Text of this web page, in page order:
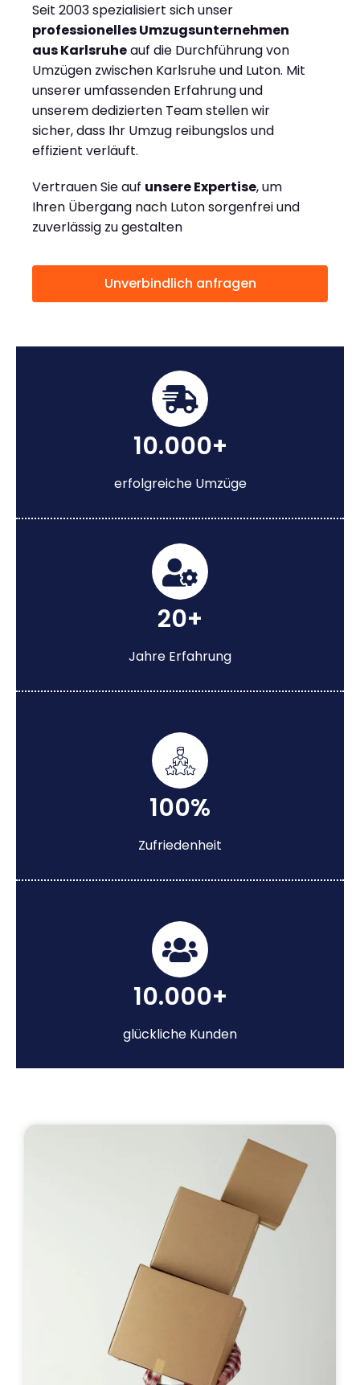
Seit 2003 spezialisiert sich unser
professionelles Umzugsunternehmen
aus Karlsruheauf die Durchführung von
Umzügen zwischen Karlsruhe und Luton. Mit
unserer umfassenden Erfahrung und
unserem dedizierten Team stellen wir
sicher, dass Ihr Umzug reibungslos und
effizient verläuft.
Vertrauen Sie auf unsere Expertise, um
Ihren Übergang nach Luton sorgenfrei und
zuverlässig zu gestalten
Unverbindlich anfragen
10.000+
erfolgreiche Umzüge
20+
Jahre Erfahrung
100%
Zufriedenheit
10.000+
glückliche Kunden